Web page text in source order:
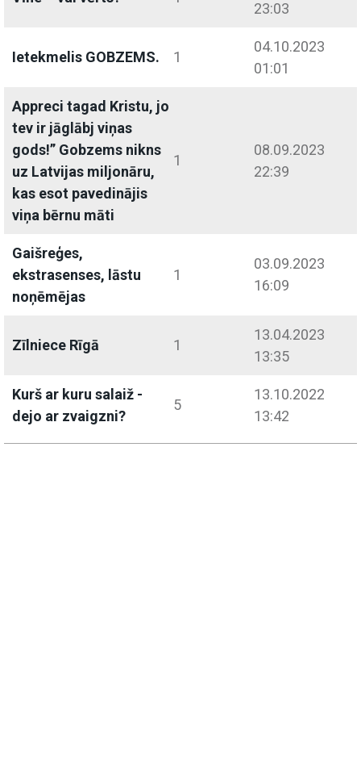
23:03
Ietekmelis GOBZEMS. 1
04.10.2023
01:01
Appreci tagad Kristu, jo
tev ir jāglābj viņas
gods!” Gobzems nikns
uz Latvijas miljonāru,
kas esot pavedinājis
viņa bērnu māti
1
08.09.2023
22:39
Gaišreģes,
ekstrasenses, lāstu
noņēmējas
1
03.09.2023
16:09
Zīlniece Rīgā 1
13.04.2023
13:35
Kurš ar kuru salaiž -
dejo ar zvaigzni?
5
13.10.2022
13:42